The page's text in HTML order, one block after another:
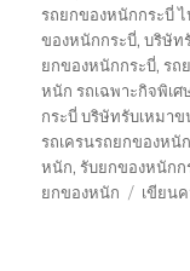
รถยกของหนักกระบี่ ไ
ของหนักกระบี่,บริษัท
ยกของหนักกระบี่,รถ
หนัก รถเฉพาะกิจพิเศ
กระบี่ บริษัทรับเหมา
รถเครนรถยกของหนัก
หนัก,รับยกของหนักก
ยกของหนัก
เขียน